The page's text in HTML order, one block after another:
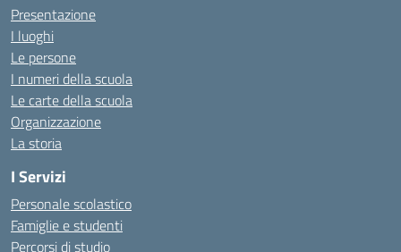
Presentazione
I luoghi
Le persone
I numeri della scuola
Le carte della scuola
Organizzazione
La storia
I Servizi
Personale scolastico
Famiglie e studenti
Percorsi di studio